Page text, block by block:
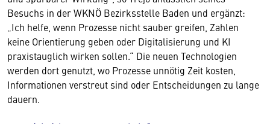
Besuchs in der WKNÖ Bezirksstelle Baden und ergänzt:
„Ich helfe, wenn Prozesse nicht sauber greifen, Zahlen
keine Orientierung geben oder Digitalisierung und KI
praxistauglich wirken sollen.“ Die neuen Technologien
werden dort genutzt, wo Prozesse unnötig Zeit kosten,
Informationen verstreut sind oder Entscheidungen zu lange
dauern.